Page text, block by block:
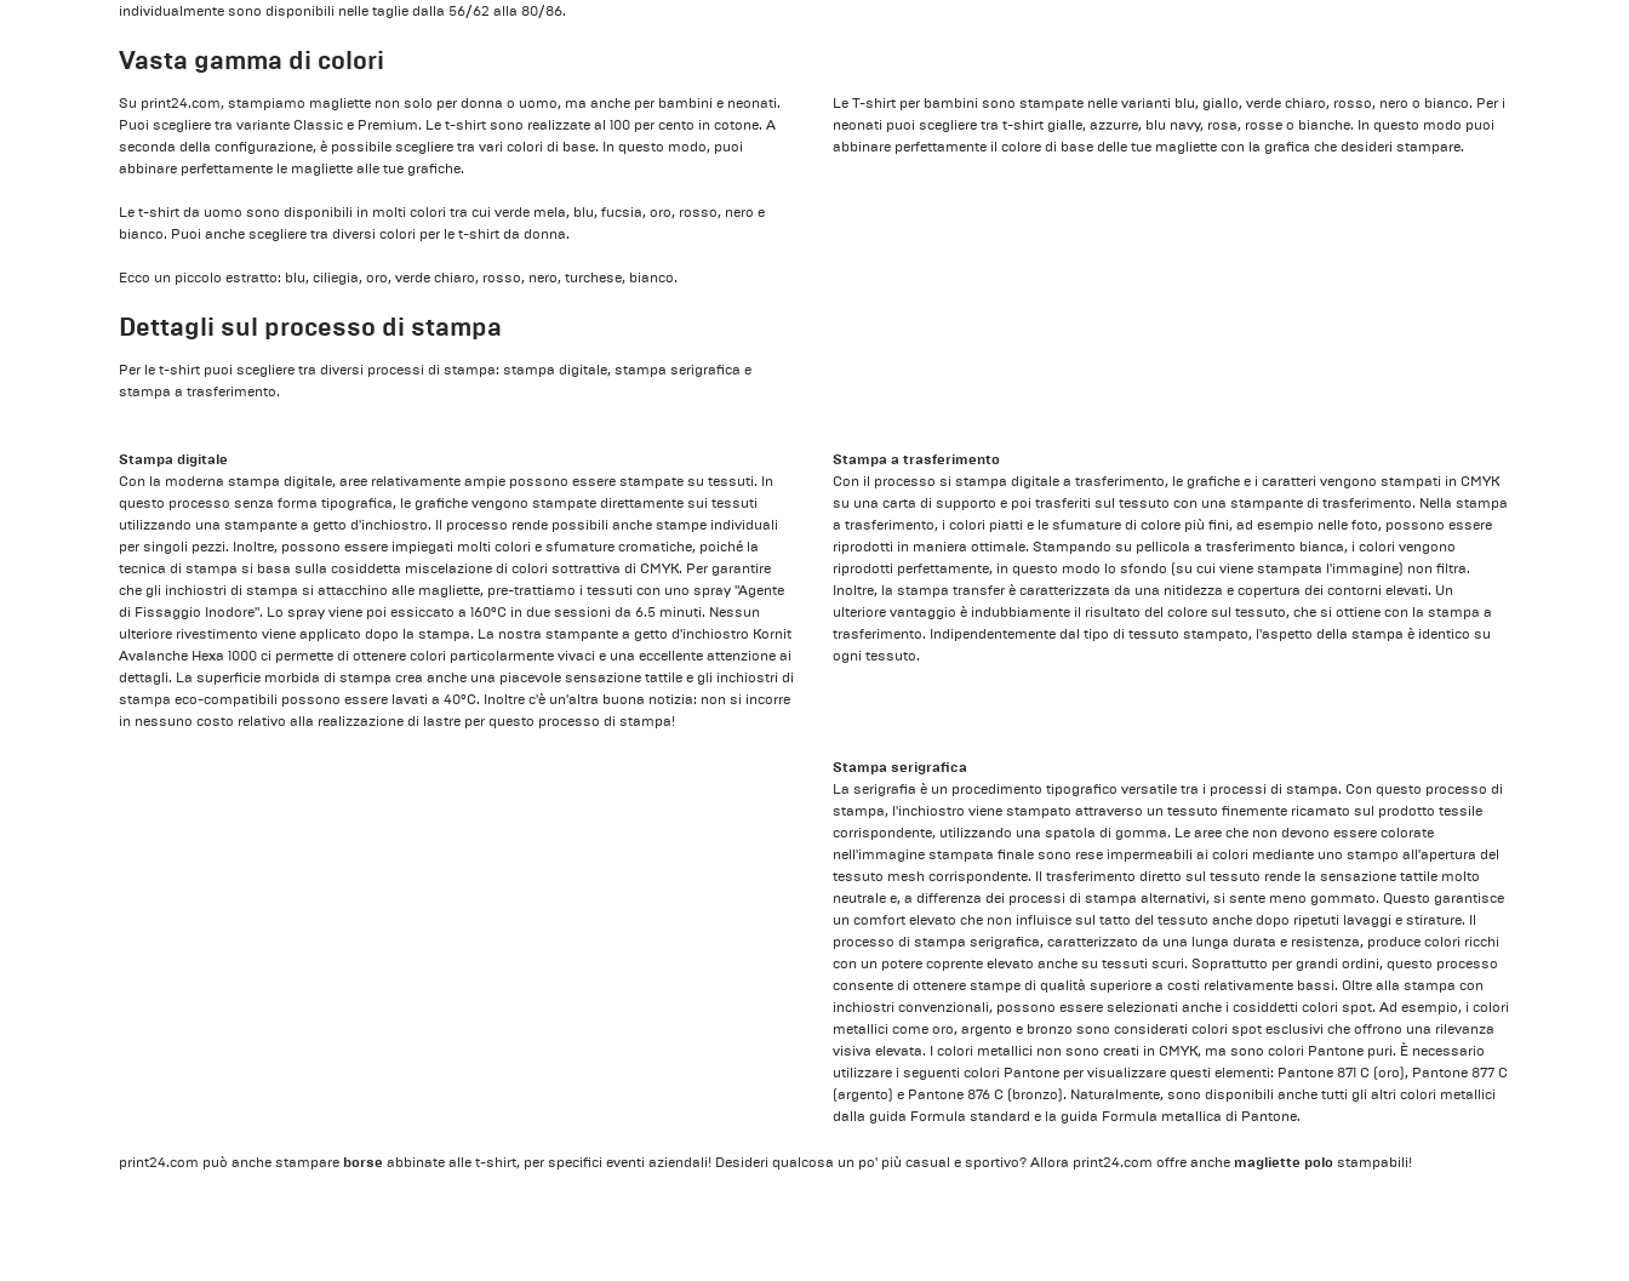
individualmente sono disponibili nelle taglie dalla 56/62 alla 80/86.
Vasta gamma di colori
Su print24.com, stampiamo magliette non solo per donna o uomo, ma anche per bambini e neonati.
Puoi scegliere tra variante Classic e Premium. Le t-shirt sono realizzate al 100 per cento in cotone. A
seconda della configurazione, è possibile scegliere tra vari colori di base. In questo modo, puoi
abbinare perfettamente le magliette alle tue grafiche.
Le t-shirt da uomo sono disponibili in molti colori tra cui verde mela, blu, fucsia, oro, rosso, nero e
bianco. Puoi anche scegliere tra diversi colori per le t-shirt da donna.
Ecco un piccolo estratto: blu, ciliegia, oro, verde chiaro, rosso, nero, turchese, bianco.
Le T-shirt per bambini sono stampate nelle varianti blu, giallo, verde chiaro, rosso, nero o bianco. Per i
neonati puoi scegliere tra t-shirt gialle, azzurre, blu navy, rosa, rosse o bianche. In questo modo puoi
abbinare perfettamente il colore di base delle tue magliette con la grafica che desideri stampare.
Dettagli sul processo di stampa
Per le t-shirt puoi scegliere tra diversi processi di stampa: stampa digitale, stampa serigrafica e
stampa a trasferimento.
Stampa digitale
Con la moderna stampa digitale, aree relativamente ampie possono essere stampate su tessuti. In
questo processo senza forma tipografica, le grafiche vengono stampate direttamente sui tessuti
utilizzando una stampante a getto d'inchiostro. Il processo rende possibili anche stampe individuali
per singoli pezzi. Inoltre, possono essere impiegati molti colori e sfumature cromatiche, poiché la
tecnica di stampa si basa sulla cosiddetta miscelazione di colori sottrattiva di CMYK. Per garantire
che gli inchiostri di stampa si attacchino alle magliette, pre-trattiamo i tessuti con uno spray "Agente
di Fissaggio Inodore". Lo spray viene poi essiccato a 160°C in due sessioni da 6.5 minuti. Nessun
ulteriore rivestimento viene applicato dopo la stampa. La nostra stampante a getto d'inchiostro Kornit
Avalanche Hexa 1000 ci permette di ottenere colori particolarmente vivaci e una eccellente attenzione ai
dettagli. La superficie morbida di stampa crea anche una piacevole sensazione tattile e gli inchiostri di
stampa eco-compatibili possono essere lavati a 40°C. Inoltre c'è un'altra buona notizia: non si incorre
in nessuno costo relativo alla realizzazione di lastre per questo processo di stampa!
Stampa a trasferimento
Con il processo si stampa digitale a trasferimento, le grafiche e i caratteri vengono stampati in CMYK
su una carta di supporto e poi trasferiti sul tessuto con una stampante di trasferimento. Nella stampa
a trasferimento, i colori piatti e le sfumature di colore più fini, ad esempio nelle foto, possono essere
riprodotti in maniera ottimale. Stampando su pellicola a trasferimento bianca, i colori vengono
riprodotti perfettamente, in questo modo lo sfondo (su cui viene stampata l'immagine) non filtra.
Inoltre, la stampa transfer è caratterizzata da una nitidezza e copertura dei contorni elevati. Un
ulteriore vantaggio è indubbiamente il risultato del colore sul tessuto, che si ottiene con la stampa a
trasferimento. Indipendentemente dal tipo di tessuto stampato, l'aspetto della stampa è identico su
ogni tessuto.
Stampa serigrafica
La serigrafia è un procedimento tipografico versatile tra i processi di stampa. Con questo processo di
stampa, l'inchiostro viene stampato attraverso un tessuto finemente ricamato sul prodotto tessile
corrispondente, utilizzando una spatola di gomma. Le aree che non devono essere colorate
nell'immagine stampata finale sono rese impermeabili ai colori mediante uno stampo all'apertura del
tessuto mesh corrispondente. Il trasferimento diretto sul tessuto rende la sensazione tattile molto
neutrale e, a differenza dei processi di stampa alternativi, si sente meno gommato. Questo garantisce
un comfort elevato che non influisce sul tatto del tessuto anche dopo ripetuti lavaggi e stirature. Il
processo di stampa serigrafica, caratterizzato da una lunga durata e resistenza, produce colori ricchi
con un potere coprente elevato anche su tessuti scuri. Soprattutto per grandi ordini, questo processo
consente di ottenere stampe di qualità superiore a costi relativamente bassi. Oltre alla stampa con
inchiostri convenzionali, possono essere selezionati anche i cosiddetti colori spot. Ad esempio, i colori
metallici come oro, argento e bronzo sono considerati colori spot esclusivi che offrono una rilevanza
visiva elevata. I colori metallici non sono creati in CMYK, ma sono colori Pantone puri. È necessario
utilizzare i seguenti colori Pantone per visualizzare questi elementi: Pantone 871 C (oro), Pantone 877 C
(argento) e Pantone 876 C (bronzo). Naturalmente, sono disponibili anche tutti gli altri colori metallici
dalla guida Formula standard e la guida Formula metallica di Pantone.
print24.com può anche stampare borse abbinate alle t-shirt, per specifici eventi aziendali! Desideri qualcosa un po' più casual e sportivo? Allora print24.com offre anche magliette polo stampabili!